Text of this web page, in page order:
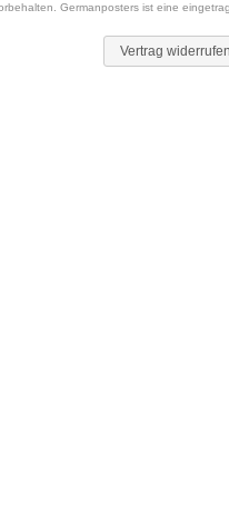
Germanposters ist eine
Vertrag